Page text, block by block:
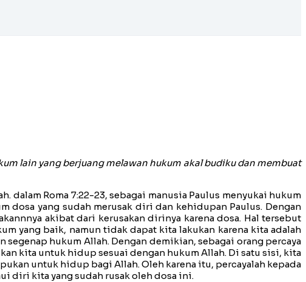
lain yang berjuang melawan hukum akal budiku dan membuat
dalam Roma 7:22-23, sebagai manusia Paulus menyukai hukum
dosa yang sudah merusak diri dan kehidupan Paulus. Dengan
akibat dari kerusakan dirinya karena dosa. Hal tersebut
yang baik, namun tidak dapat kita lakukan karena kita adalah
hukum Allah. Dengan demikian, sebagai orang percaya
kita untuk hidup sesuai dengan hukum Allah. Di satu sisi, kita
untuk hidup bagi Allah. Oleh karena itu, percayalah kepada
diri kita yang sudah rusak oleh dosa ini.